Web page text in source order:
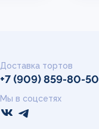
Доставка тортов
+7 (909) 859-80-50
Мы в соцсетях